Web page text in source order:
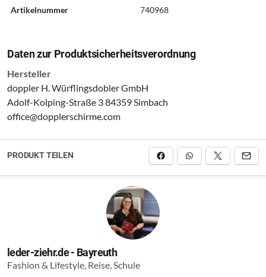
Artikelnummer
740968
Daten zur Produktsicherheitsverordnung
Hersteller
doppler H. Würflingsdobler GmbH
Adolf-Kolping-Straße 3 84359 Simbach
office@dopplerschirme.com
PRODUKT TEILEN
leder-ziehr.de - Bayreuth
Fashion & Lifestyle, Reise, Schule